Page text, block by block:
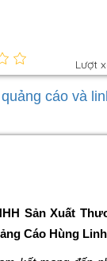
Lượt
cáo và
Sản Xuất
Cáo Hùng Linh